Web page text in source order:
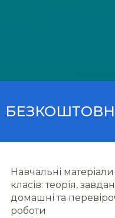
Навчальні матеріали
класів: теорія,
домашні та
роботи